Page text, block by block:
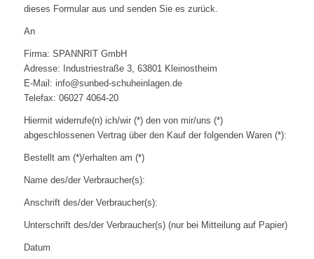
dieses Formular aus und senden Sie es zurück.
An
Firma: SPANNRIT GmbH
Adresse: Industriestraße 3, 63801 Kleinostheim
E-Mail: info@sunbed-schuheinlagen.de
Telefax: 06027 4064-20
Hiermit widerrufe(n) ich/wir (*) den von mir/uns (*)
abgeschlossenen Vertrag über den Kauf der folgenden Waren (*):
Bestellt am (*)/erhalten am (*)
Name des/der Verbraucher(s):
Anschrift des/der Verbraucher(s):
Unterschrift des/der Verbraucher(s) (nur bei Mitteilung auf Papier)
Datum